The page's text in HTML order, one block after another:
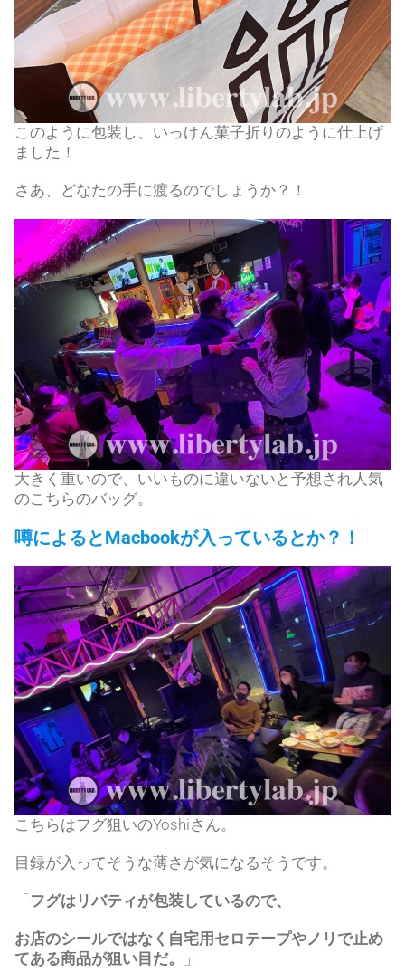
このように包装し、いっけん菓子折りのように仕上げ
ました！
さあ、どなたの手に渡るのでしょうか？！
大きく重いので、いいものに違いないと予想され人気
のこちらのバッグ。
噂によるとMacbookが入っているとか？！
こちらはフグ狙いのYoshiさん。
目録が入ってそうな薄さが気になるそうです。
「 フグはリバティが包装しているので、
お店のシールではなく自宅用セロテープやノリで止め
てある商品が狙い目だ。
」